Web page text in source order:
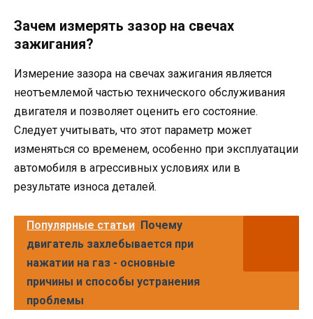
Зачем измерять зазор на свечах
зажигания?
Измерение зазора на свечах зажигания является
неотъемлемой частью технического обслуживания
двигателя и позволяет оценить его состояние.
Следует учитывать, что этот параметр может
изменяться со временем, особенно при эксплуатации
автомобиля в агрессивных условиях или в
результате износа деталей.
Популярные статьи Почему
двигатель захлебывается при
нажатии на газ - основные
причины и способы устранения
проблемы